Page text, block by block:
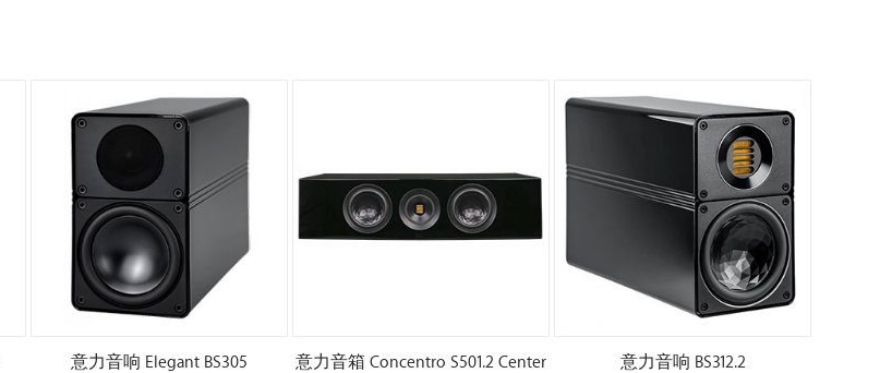
意力音响 Elegant BS305 意力音箱 Concentro S501.2 Center 意力音响 BS312.2